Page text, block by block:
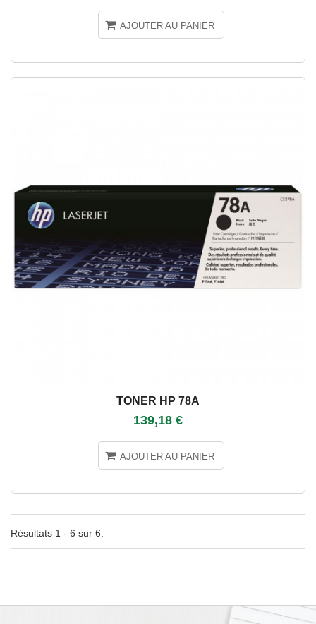
AJOUTER AU PANIER
TONER HP 78A
139,18 €
AJOUTER AU PANIER
Résultats 1 - 6 sur 6.